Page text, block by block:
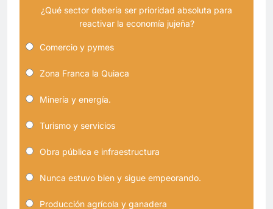
¿Qué sector debería ser prioridad absoluta para
reactivar la economía jujeña?
Comercio y pymes
Zona Franca la Quiaca
Minería y energía.
Turismo y servicios
Obra pública e infraestructura
Nunca estuvo bien y sigue empeorando.
Producción agrícola y ganadera